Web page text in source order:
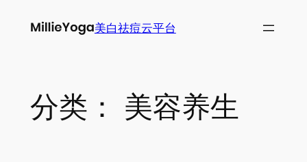
美白祛痘云平台
分类： 美容养生